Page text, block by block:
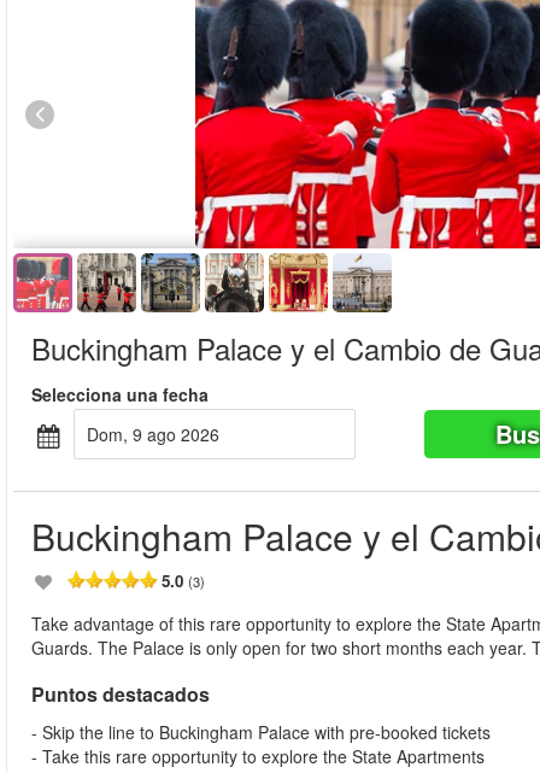
Reserva por adelantado
Oferta especial!
Buckingham Palace y el Cambio de
Selecciona una fecha
dom, 9 ago 2026
Buckingham Palace y el
5.0 (3)
Take advantage of this rare opportunity to explore the State
Guards. The Palace is only open for two short months each
Puntos destacados
- Skip the line to Buckingham Palace with pre-booked tickets
- Take this rare opportunity to explore the State Apartments